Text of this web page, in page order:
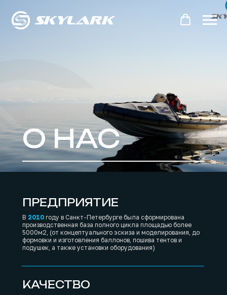
О НАС
ПРЕДПРИЯТИЕ
В 2010 году в Санкт-Петербурге была сформирована
производственная база полного цикла площадью более
5000м2, (от концептуального эскиза и моделирования, до
формовки и изготовления баллонов, пошива тентов и
подушек, а также установки оборудования)
КАЧЕСТВО